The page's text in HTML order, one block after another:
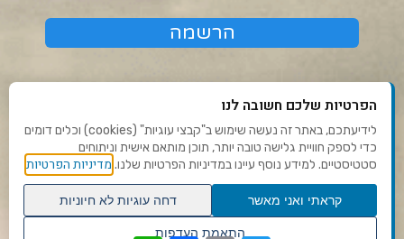
תנאי שימוש ומדיניות פרטיות
פנו אלינו
הצהרת נגישות
הפרטיות שלכם חשובה לנו
לידיעתכם, באתר זה נעשה שימוש ב"קבצי עוגיות" (cookies) וכלים דומים
כדי לספק חוויית גלישה טובה יותר, תוכן מותאם אישית וניתוחים
סטטיסטיים. למידע נוסף עיינו במדיניות הפרטיות שלנו. מדיניות הפרטיות
קראתי ואני מאשר
דחה עוגיות לא חיוניות
התאמת העדפות